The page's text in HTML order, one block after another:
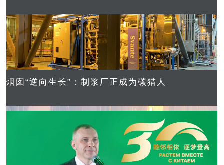
烟囱“逆向生长”：制浆厂正成为碳猎人